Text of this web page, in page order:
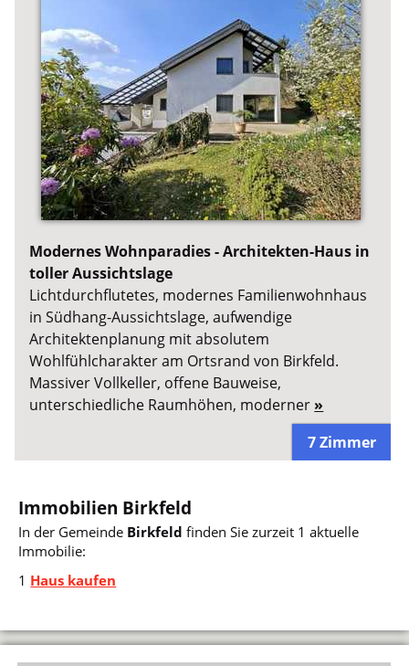
Modernes Wohnparadies - Architekten-Haus in
toller Aussichtslage
Lichtdurchflutetes, modernes Familienwohnhaus
in Südhang-Aussichtslage, aufwendige
Architektenplanung mit absolutem
Wohlfühlcharakter am Ortsrand von Birkfeld.
Massiver Vollkeller, offene Bauweise,
unterschiedliche Raumhöhen, moderner »
7 Zimmer
Immobilien Birkfeld
In der Gemeinde Birkfeld finden Sie zurzeit 1 aktuelle
Immobilie:
1 Haus kaufen